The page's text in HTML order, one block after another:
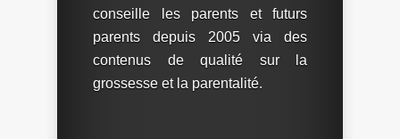
conseille les parents et futurs
parents depuis 2005 via des
contenus de qualité sur la
grossesse et la parentalité.